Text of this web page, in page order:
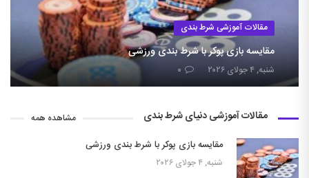
مقالات آموزشی شرط بندی
مقایسه بازی پوکر با شرط بندی ورزشی
شنبه, ۴ جولای ۲۰۲۶ ۰
مقالات آموزشی دنیای شرط بندی مشاهده همه
مقایسه بازی پوکر با شرط بندی ورزشی
شنبه, ۴ جولای ۲۰۲۶